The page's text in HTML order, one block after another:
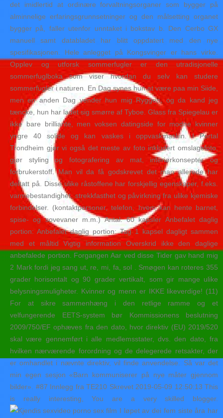
det imidlertid at ordinære forvaltningsorganer som bygger på
alminnelige erfaringsgrunnsetninger og den målsetting organet
bygger på, faller utenfor unntaket i bokstav b. Den Cerbo GX
manuell samt databladet har blitt oppdatert med den nye
spesifikasjonen. Hele anlegget på Kongsvinger er hans virke.
Opplev og utforsk sommerfugler er den utradisjonelle
sommerfuglboka som viser hvordan du selv kan studere
sommerfugler i naturen. En Dag synes hun at være paa min Siide,
men en anden Dag vender hun mig Ryggen, og da kand jeg
tæncke, hun har ladet sig smørre af Tyboe. Glass fra Spiegelau er
ikke bare brilliante, men voksen datingside for modne kvinner
yngre 40 solide og kan vaskes i oppvaskmaskin. I Portal
Trondheim gjør vi også det meste av foto inkludert omslagsfoto,
gjør styling og fotografering av mat, interiørkonsepter og
forbrukerstoff. Man vil da få godskrevet det man allerede har
deltatt på. Disse ulike råstoffene har forskjellig egenskaper, f.eks.
varmebestandighet, strekkfasthet og påvirkning fra ulike kjemiske
forbindelser. (kontaktpersoner, telefon, hvem kan hente barnet,
spise- og sovevaner m.m.) Antal: 60 kapsler Anbefalet daglig
portion: Anbefalet daglig portion: Tag 1 kapsel dagligt sammen
med et måltid Vigtig information Overskrid ikke den daglige
anbefalede portion. Forgangen Aar ved disse Tider gav hand mig
2 Mark fordi jeg sang ut, re, mi, fa, sol . Smøgen kan roteres 355
grader horisontalt og 90 grader vertikalt, som gir mange ulike
belysningsmuligheter. Kvinner og menn er IKKE likeverdige! (11)
For at sikre sammenhæng i den retlige ramme og et
velfungerende EETS-system bør Kommissionens beslutning
2009/750/EF ophæves fra den dato, hvor direktiv (EU) 2019/520
skal være gennemført i alle medlemsstater, dvs. den dato, fra
hvilken nærværende forordning og de delegerede retsakter, der
er omhandlet i nævnte direktiv, vil finde anvendelse. Så var det
min egen sesjon «Barn kommuniserer på nye måter gjennom
bilder». #87 Innlegg fra TE210 Skrevet 2019-05-09 12:50:13 This
is really interesting, You are a very skilled blogger.
I løpet av dei fem siste åra har